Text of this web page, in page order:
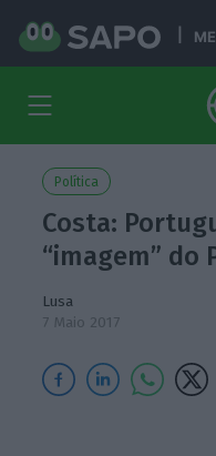
Política
Costa:
“imagem” do
Lusa
7 Maio 2017